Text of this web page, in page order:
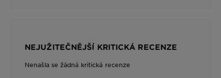
NEJUŽITEČNĚJŠÍ KRITICKÁ RECENZE
Nenašla se žádná kritická recenze